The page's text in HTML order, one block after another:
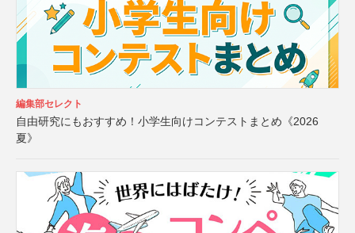
編集部セレクト
自由研究にもおすすめ！小学生向けコンテストまとめ《2026
夏》